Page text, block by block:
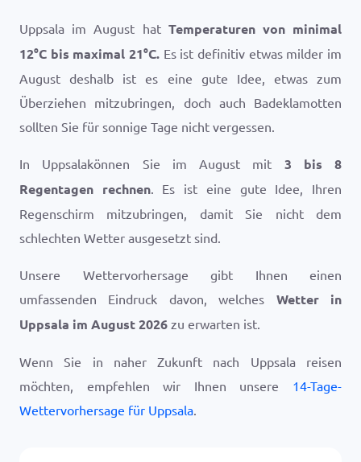
Uppsala im August hat Temperaturen von minimal
12°C bis maximal 21°C. Es ist definitiv etwas milder im
August deshalb ist es eine gute Idee, etwas zum
Überziehen mitzubringen, doch auch Badeklamotten
sollten Sie für sonnige Tage nicht vergessen.
In Uppsalakönnen Sie im August mit 3 bis 8
Regentagen rechnen. Es ist eine gute Idee, Ihren
Regenschirm mitzubringen, damit Sie nicht dem
schlechten Wetter ausgesetzt sind.
Unsere Wettervorhersage gibt Ihnen einen
umfassenden Eindruck davon, welches Wetter in
Uppsala im August 2026 zu erwarten ist.
Wenn Sie in naher Zukunft nach Uppsala reisen
möchten, empfehlen wir Ihnen unsere 14-Tage-
Wettervorhersage für Uppsala.